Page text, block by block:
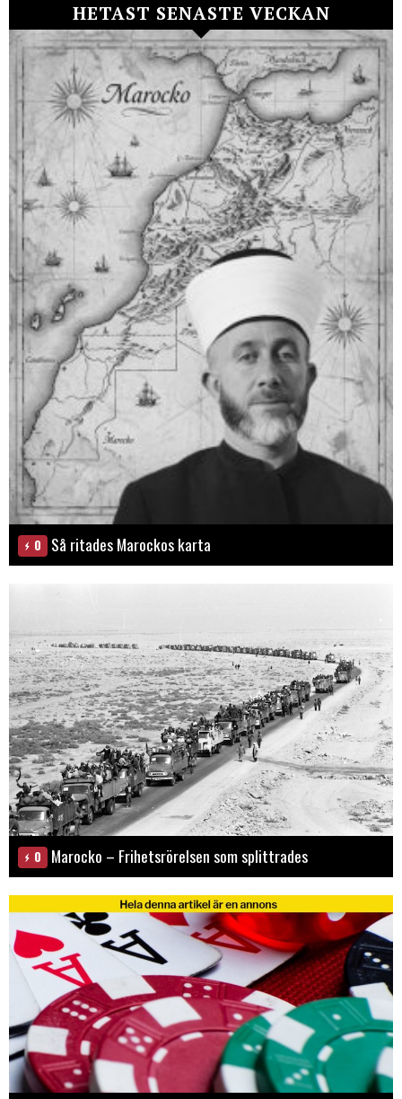
HETAST SENASTE VECKAN
0 Så ritades Marockos karta
0 Marocko – Frihetsrörelsen som splittrades